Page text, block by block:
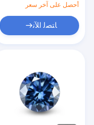
أحصل على آخر سعر
ﺎﺘﺼﻟ ﺍﻶﻧ